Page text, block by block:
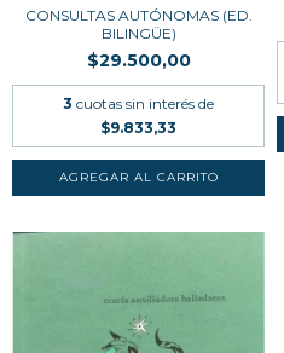
CONSULTAS AUTÓNOMAS (ED.
BILINGÜE)
$29.500,00
3 cuotas sin interés de
$9.833,33